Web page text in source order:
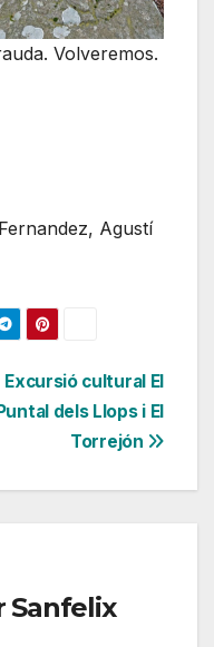
Volveremos.
Agustí
Excursió cultural El
dels Llops i El
Torrejón
Sanfelix